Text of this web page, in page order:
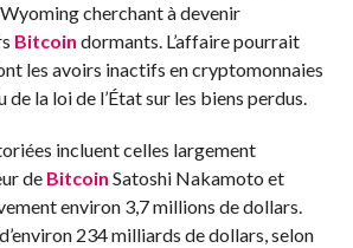
cherchant à devenir
Bitcoin dormants. L’affaire pourrait
les avoirs inactifs en cryptomonnaies
la loi de l’État sur les biens perdus.
incluent celles largement
de Bitcoin Satoshi Nakamoto et
environ 3,7 millions de dollars.
234 milliards de dollars, selon